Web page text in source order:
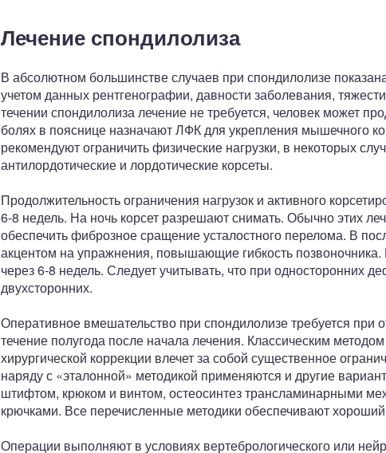
Лечение спондилолиза
В абсолютном большинстве случаев при спондилолизе
учетом данных рентгенографии, давности заболевания,
течении спондилолиза лечение не требуется, человек может
болях в пояснице назначают ЛФК для укрепления мышечного
рекомендуют ограничить физические нагрузки, в некоторых
антилордотические и лордотические корсеты.
Продолжительность ограничения нагрузок и активного
6-8 недель. На ночь корсет разрешают снимать. Обычно этих
обеспечить фиброзное сращение усталостного перелома. В
акцентом на упражнения, повышающие гибкость
через 6-8 недель. Следует учитывать, что при односторонних
двухсторонних.
Оперативное вмешательство при спондилолизе требуется при
течение полугода после начала лечения. Классическим
хирургической коррекции влечет за собой существенное
наряду с «эталонной» методикой применяются и другие
штифтом, крюком и винтом, остеосинтез трансламинарными
крючками. Все перечисленные методики обеспечивают
Операции выполняют в условиях вертебрологического или